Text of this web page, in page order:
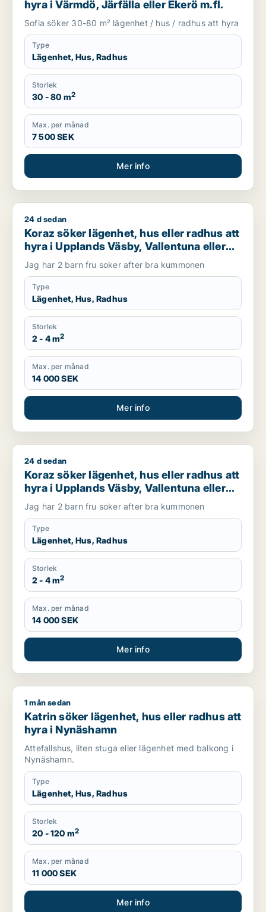
hyra i Värmdö, Järfälla eller Ekerö m.fl.
Sofia söker 30-80 m² lägenhet / hus / radhus att hyra
Type
Lägenhet, Hus, Radhus
Storlek
30 - 80 m2
Max. per månad
7 500 SEK
Mer info
Koraz söker lägenhet, hus eller radhus att hyra i Upplands
24 d sedan
Koraz söker lägenhet, hus eller radhus att
hyra i Upplands Väsby, Vallentuna eller
Järfälla m.fl.
Jag har 2 barn fru soker after bra kummonen
Type
Lägenhet, Hus, Radhus
Storlek
2 - 4 m2
Max. per månad
14 000 SEK
Mer info
Koraz söker lägenhet, hus eller radhus att hyra i Upplands
24 d sedan
Koraz söker lägenhet, hus eller radhus att
hyra i Upplands Väsby, Vallentuna eller
Järfälla m.fl.
Jag har 2 barn fru soker after bra kummonen
Type
Lägenhet, Hus, Radhus
Storlek
2 - 4 m2
Max. per månad
14 000 SEK
Mer info
Katrin söker lägenhet, hus eller radhus att hyra i Nynäshamn
1 mån sedan
Katrin söker lägenhet, hus eller radhus att
hyra i Nynäshamn
Attefallshus, liten stuga eller lägenhet med balkong i
Nynäshamn.
Type
Lägenhet, Hus, Radhus
Storlek
20 - 120 m2
Max. per månad
11 000 SEK
Mer info